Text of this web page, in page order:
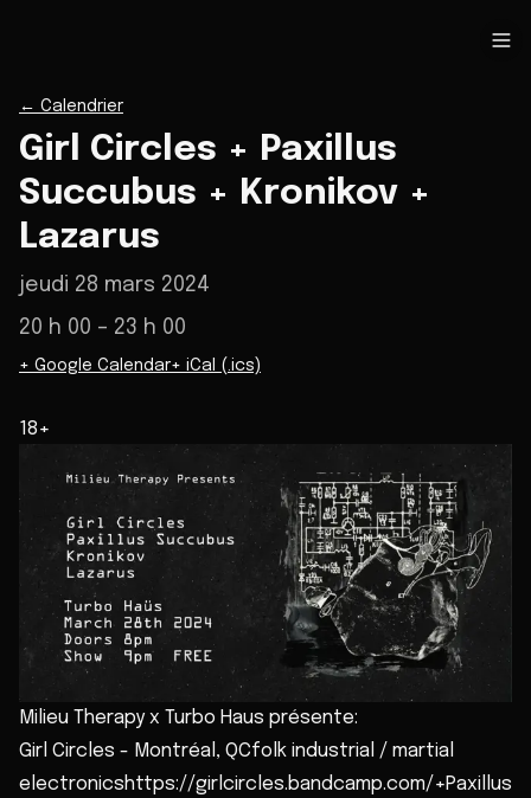
← Calendrier
Girl Circles + Paxillus
Succubus + Kronikov +
Lazarus
jeudi 28 mars 2024
20 h 00 – 23 h 00
+ Google Calendar+ iCal (.ics)
18+
Milieu Therapy x Turbo Haus présente:
Girl Circles - Montréal, QCfolk industrial / martial
electronicshttps://girlcircles.bandcamp.com/+Paxillus